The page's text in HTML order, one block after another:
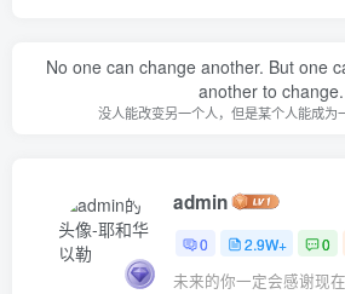
No one can change another. But one
another to change.
没人能改变另一个人，但是某个人能成为
admin
0 2.9W+ 0
未来的你一定会感谢现